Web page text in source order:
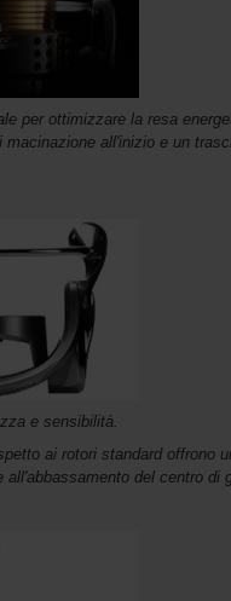
per ottimizzare la resa
all'inizio e un
e sensibilità.
ai rotori standard offrono
del centro di